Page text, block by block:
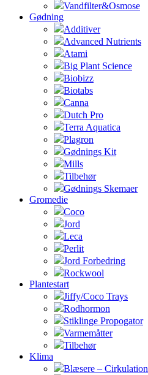
Vandfilter&Osmose
Gødning
Additiver
Advanced Nutrients
Atami
Big Plant Science
Biobizz
Biotabs
Canna
Dutch Pro
Terra Aquatica
Plagron
Gødnings Kit
Mills
Tilbehør
Gødnings Skemaer
Gromedie
Coco
Jord
Leca
Perlit
Jord Forbedring
Rockwool
Plantestart
Jiffy/Coco Trays
Rodhormon
Stiklinge Propogator
Varmemåtter
Tilbehør
Klima
Blæsere – Cirkulation